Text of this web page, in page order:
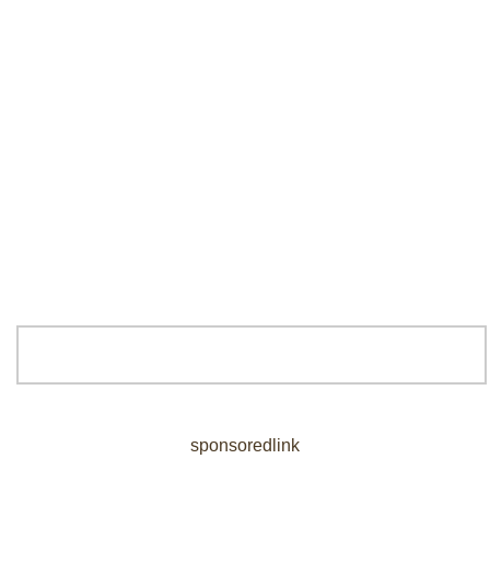
sponsoredlink